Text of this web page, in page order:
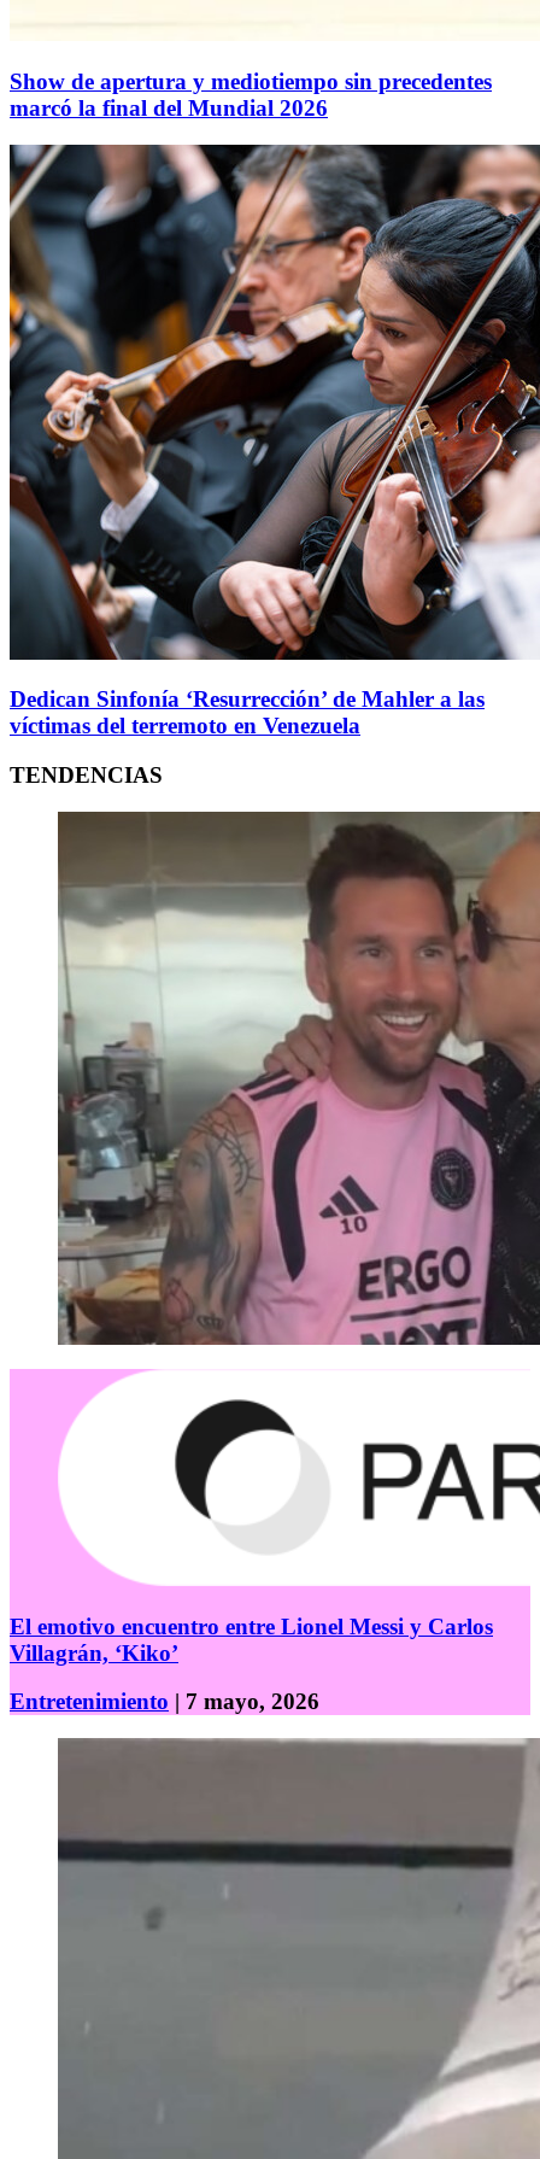
Show de apertura y mediotiempo sin precedentes
marcó la final del Mundial 2026
Dedican Sinfonía ‘Resurrección’ de Mahler a las
víctimas del terremoto en Venezuela
TENDENCIAS
El emotivo encuentro entre Lionel Messi y Carlos
Villagrán, ‘Kiko’
Entretenimiento | 7 mayo, 2026